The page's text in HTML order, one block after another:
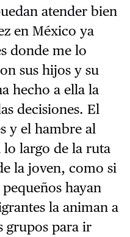
atender bien
en México ya
donde me lo
sus hijos y su
hecho a ella la
decisiones. El
y el hambre al
lo largo de la ruta
la joven, como si
hayan
la animan a
grupos para ir